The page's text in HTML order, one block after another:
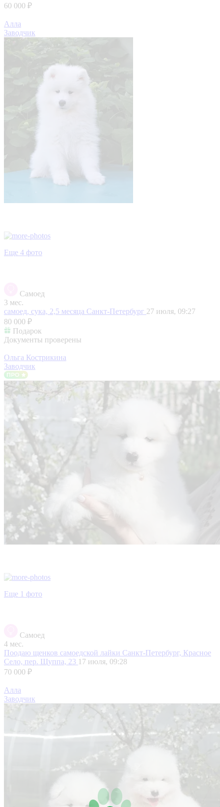
60 000 ₽
Алла
Заводчик
Еще 4 фото
Самоед
3 мес.
самоед, сука, 2,5 месяца Санкт-Петербург 27 июля, 09:27
80 000 ₽
Подарок
Документы проверены
Ольга Кострикина
Заводчик
Еще 1 фото
Самоед
4 мес.
Поодаю щенков самоедской лайки Санкт-Петербург, Красное
Село, пер. Щуппа, 23 17 июля, 09:28
70 000 ₽
Алла
Заводчик